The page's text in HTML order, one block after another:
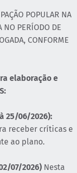
POPULAR NA
NO PERÍODO DE
CONFORME
elaboração e
25/06/2026):
receber críticas e
ao plano.
07/2026) Nesta